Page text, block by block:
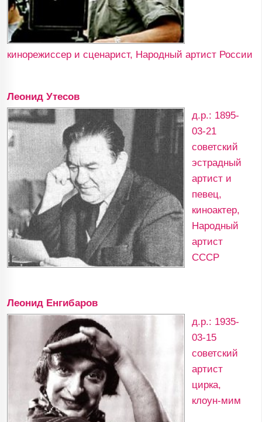
кинорежиссер и сценарист, Народный артист России
Леонид Утесов
д.р.: 1895-
03-21
советский
эстрадный
артист и
певец,
киноактер,
Народный
артист
СССР
Леонид Енгибаров
д.р.: 1935-
03-15
советский
артист
цирка,
клоун-мим